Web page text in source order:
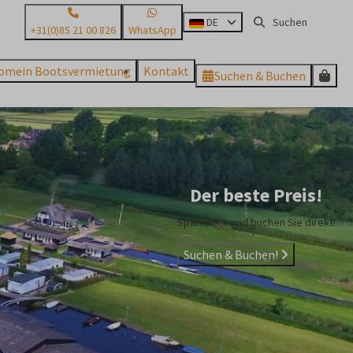
+31(0)85 21 00 826 WhatsApp
DE
Bootsvermietung Kontakt Suchen & Buchen
Der beste Preis!
Sparen Sie und buchen Sie direkt!
Suchen & Buchen!